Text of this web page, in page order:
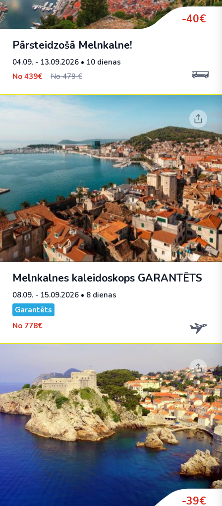
-40€
Pārsteidzošā Melnkalne!
04.09. - 13.09.2026 • 10 dienas
No 439€ No 479 €
Melnkalnes kaleidoskops GARANTĒTS
08.09. - 15.09.2026 • 8 dienas
Garantēts
No 778€
-39€